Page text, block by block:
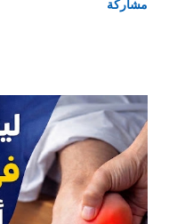
المختصرة: ✔️ أيوه… لكن
الضغط متظبط ولا لأ حساسية
مرضى الضغط غير المنتظم
اللي ضغطهم بيعلى بعد ما
المفاجأة 👇 ✔️ دراسات كتير
مشاركة